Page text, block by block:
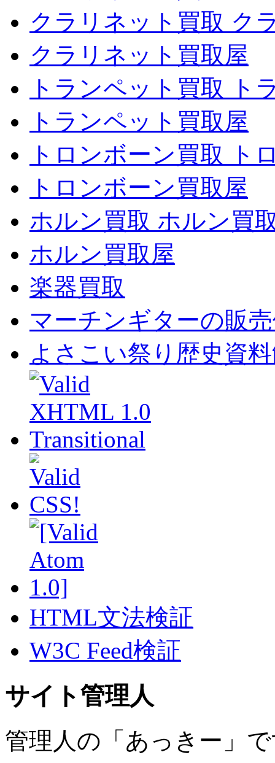
クラリネット買取 ク
クラリネット買取屋
トランペット買取 ト
トランペット買取屋
トロンボーン買取 ト
トロンボーン買取屋
ホルン買取 ホルン買
ホルン買取屋
楽器買取
マーチンギターの販
よさこい祭り歴史資
HTML文法検証
W3C Feed検証
サイト管理人
管理人の「あっきー」